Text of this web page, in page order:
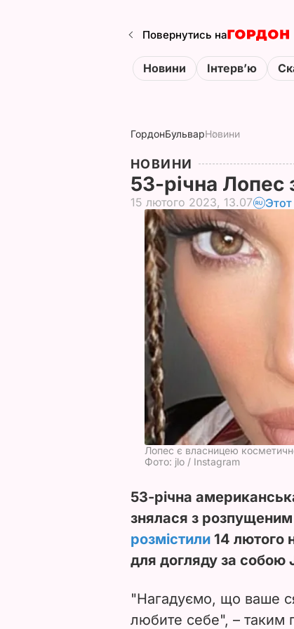
Повернутись на
Новини Інтервʼю
ГордонБульварНовини
НОВИНИ
53-річна Лопес
15 лютого 2023, 13.07
Лопес є власницею
Фото: jlo / Instagram
53-річна
знялася з
розмістили 14 лютого
для догляду за собою
"Нагадуємо, що ваше
любите себе", – таким